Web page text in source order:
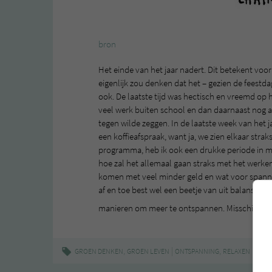
bron
Het einde van het jaar nadert. Dit betekent
eigenlijk zou denken dat het – gezien de
ook. De laatste tijd was hectisch en vreemd
veel werk buiten school en dan daarnaast nog
tegen wilde zeggen. In de laatste week van
een koffieafspraak, want ja, we zien elkaar
programma, heb ik ook een drukke periode in
hoe zal het allemaal gaan straks met het
komen met veel minder geld en wat voor
af en toe best wel een beetje van uit balans
manieren om meer te ontspannen. Misschien
GROEN DENKEN, GROEN LEVEN ONTSPANNING, RELAXEN